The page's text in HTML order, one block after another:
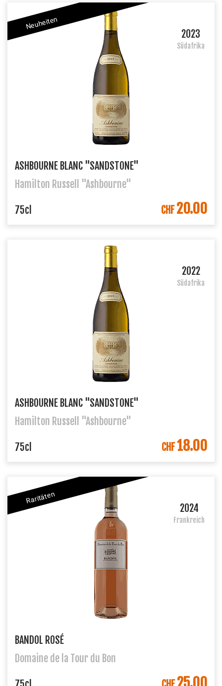
Neuheiten
2023
Südafrika
ASHBOURNE BLANC "SANDSTONE"
Hamilton Russell "Ashbourne"
IN DEN WARENKORB
75cl CHF20.00
2022
Südafrika
ASHBOURNE BLANC "SANDSTONE"
Hamilton Russell "Ashbourne"
IN DEN WARENKORB
75cl CHF18.00
Raritäten
2024
Frankreich
BANDOL ROSÉ
Domaine de la Tour du Bon
IN DEN WARENKORB